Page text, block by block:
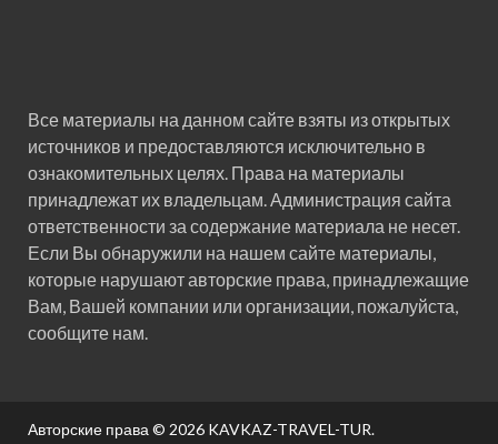
Все материалы на данном сайте взяты из открытых
источников и предоставляются исключительно в
ознакомительных целях. Права на материалы
принадлежат их владельцам. Администрация сайта
ответственности за содержание материала не несет.
Если Вы обнаружили на нашем сайте материалы,
которые нарушают авторские права, принадлежащие
Вам, Вашей компании или организации, пожалуйста,
сообщите нам.
Авторские права © 2026 KAVKAZ-TRAVEL-TUR.